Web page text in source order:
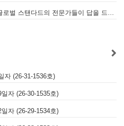
자 (26-31-1536호)
자 (26-30-1535호)
자 (26-29-1534호)